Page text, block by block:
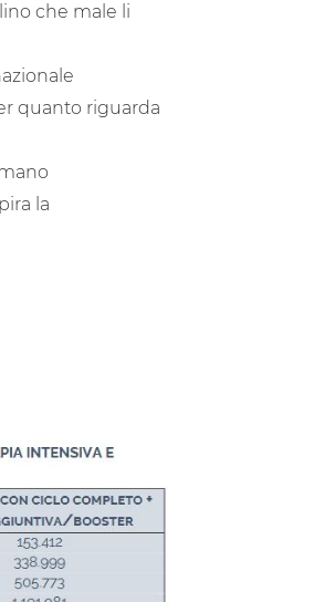
che male li
quanto riguarda
la